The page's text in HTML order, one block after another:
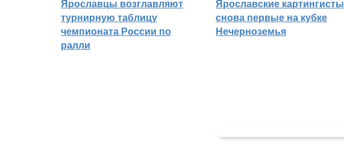
Ярославцы возглавляют
турнирную таблицу
чемпионата России по
ралли
Ярославские картингисты
снова первые на кубке
Нечерноземья